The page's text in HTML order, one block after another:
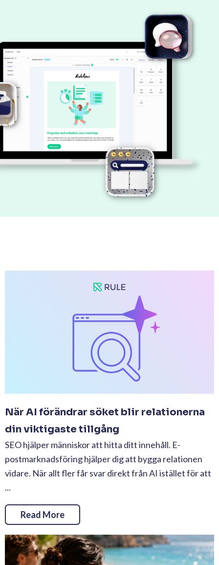
När AI förändrar söket blir relationerna
din viktigaste tillgång
SEO hjälper människor att hitta ditt innehåll. E-
postmarknadsföring hjälper dig att bygga relationen
vidare. När allt fler får svar direkt från AI istället för att
...
Read More